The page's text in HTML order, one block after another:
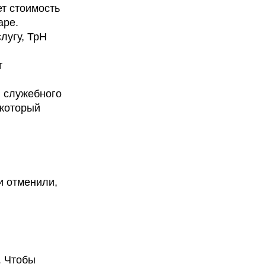
стоимость
ТрН
отменили,
Чтобы